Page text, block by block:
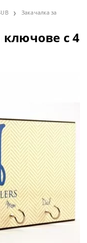
Закачалка за
с 4